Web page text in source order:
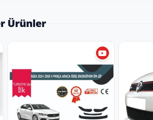
Ürünler